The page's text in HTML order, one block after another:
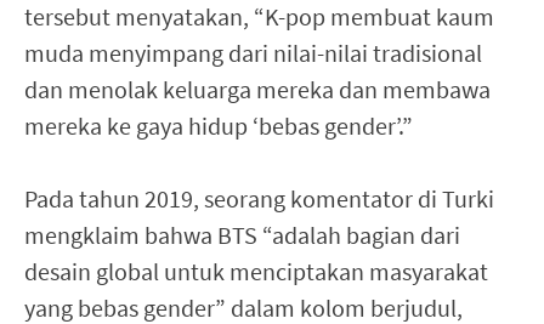
tersebut menyatakan, “K-pop membuat kaum
muda menyimpang dari nilai-nilai tradisional
dan menolak keluarga mereka dan membawa
mereka ke gaya hidup ‘bebas gender’.”
Pada tahun 2019, seorang komentator di Turki
mengklaim bahwa BTS “adalah bagian dari
desain global untuk menciptakan masyarakat
yang bebas gender” dalam kolom berjudul,